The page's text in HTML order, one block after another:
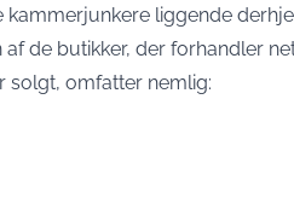
kammerjunkere liggende
de butikker, der forhandler
solgt, omfatter nemlig: